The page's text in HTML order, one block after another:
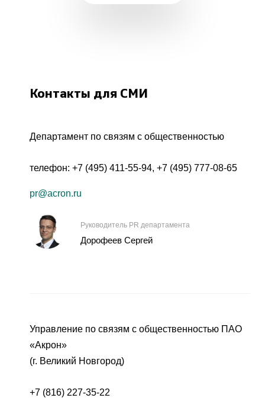
Контакты для СМИ
Департамент по связям с общественностью
телефон: +7 (495) 411-55-94, +7 (495) 777-08-65
pr@acron.ru
Руководитель PR департамента
Дорофеев Сергей
Управление по связям с общественностью ПАО
«Акрон»
(г. Великий Новгород)
+7 (816) 227-35-22